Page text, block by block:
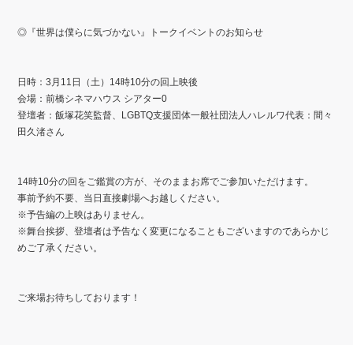
◎『世界は僕らに気づかない』トークイベントのお知らせ
日時：3 月11 日（土） 14時10分の回上映後
会場：前橋シネマハウス シアター0
登壇者：飯塚花笑監督、LGBTQ支援団体一般社団法人ハレルワ代表：間々
田久渚さん
14時10分の回をご鑑賞の方が、そのままお席でご参加いただけます。
事前予約不要、当日直接劇場へお越しください。
※予告編の上映はありません。
※舞台挨拶、登壇者は予告なく変更になることもございますのであらかじ
めご了承ください。
ご来場お待ちしております！